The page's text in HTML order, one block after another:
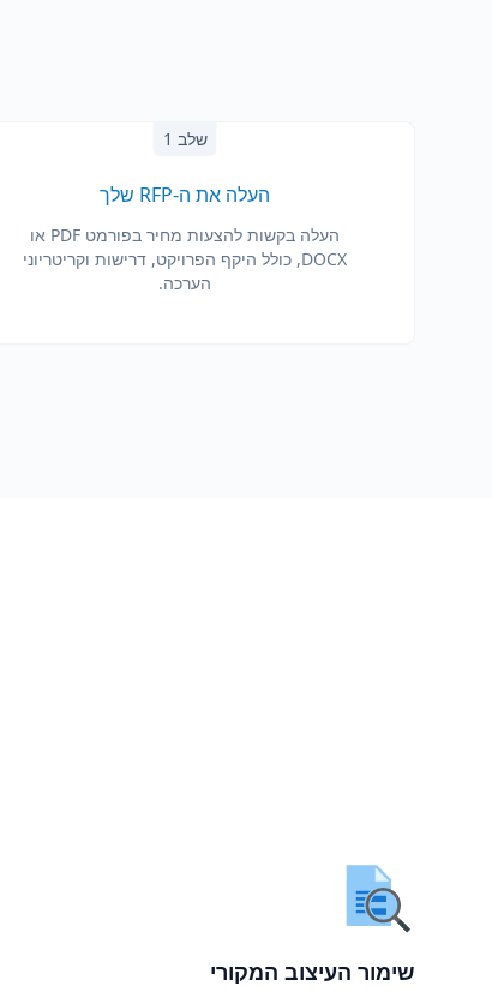
שלב 1
העלה את ה-RFP שלך
העלה בקשות להצעות מחיר בפורמט PDF או
DOCX, כולל היקף הפרויקט, דרישות וקריטריוני
הערכה.
שימור העיצוב המקורי